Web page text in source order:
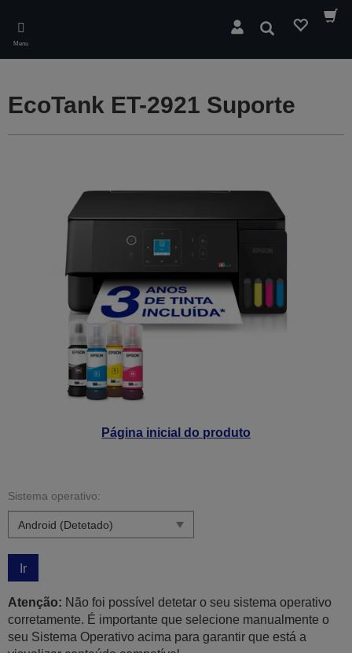
main
content
Menu
Pesquisar
Página inicial do produto
EcoTank ET-2921 Suporte
Sistema operativo:
Ir
Atenção: Não foi possível detetar o seu sistema operativo
corretamente. É importante que selecione manualmente o
seu Sistema Operativo acima para garantir que está a